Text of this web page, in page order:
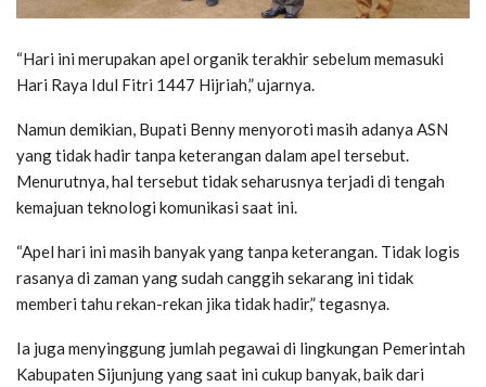
“Hari ini merupakan apel organik terakhir sebelum memasuki
Hari Raya Idul Fitri 1447 Hijriah,” ujarnya.
Namun demikian, Bupati Benny menyoroti masih adanya ASN
yang tidak hadir tanpa keterangan dalam apel tersebut.
Menurutnya, hal tersebut tidak seharusnya terjadi di tengah
kemajuan teknologi komunikasi saat ini.
“Apel hari ini masih banyak yang tanpa keterangan. Tidak logis
rasanya di zaman yang sudah canggih sekarang ini tidak
memberi tahu rekan-rekan jika tidak hadir,” tegasnya.
Ia juga menyinggung jumlah pegawai di lingkungan Pemerintah
Kabupaten Sijunjung yang saat ini cukup banyak, baik dari